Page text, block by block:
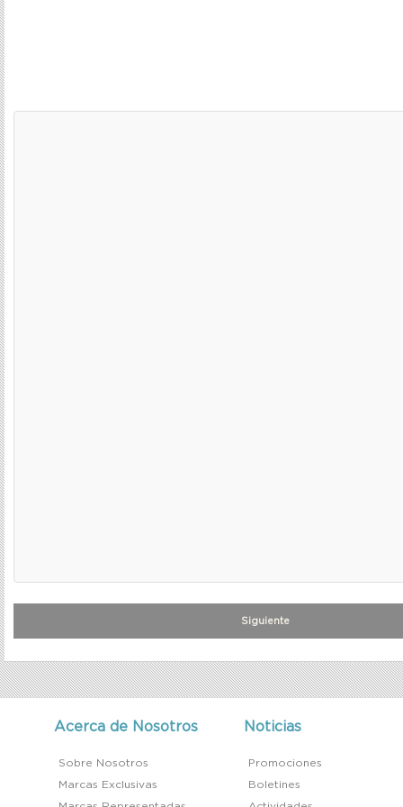
Siguiente
Acerca de Nosotros
Sobre Nosotros
Marcas Exclusivas
Noticias
Promociones
Boletines